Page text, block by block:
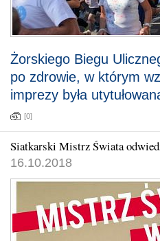
Żorskiego Biegu
po zdrowie, w którym
imprezy była
[0]
Siatkarski Mistrz Świata
16.10.2018